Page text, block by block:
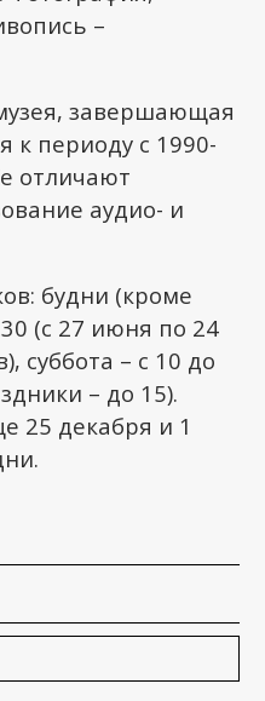
–
завершающая
к периоду с 1990-
отличают
аудио- и
будни (кроме
(с 27 июня по 24
суббота – с 10 до
– до 15).
25 декабря и 1